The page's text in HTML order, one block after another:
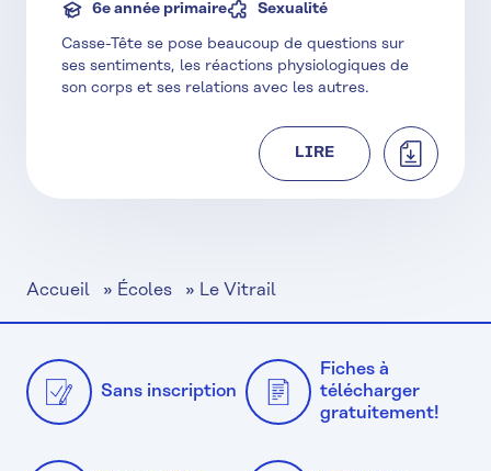
6e année primaire Sexualité
Casse-Tête se pose beaucoup de questions sur
ses sentiments, les réactions physiologiques de
son corps et ses relations avec les autres.
LIRE
Accueil » Écoles » Le Vitrail
Sans inscription
Fiches à
télécharger
gratuitement!